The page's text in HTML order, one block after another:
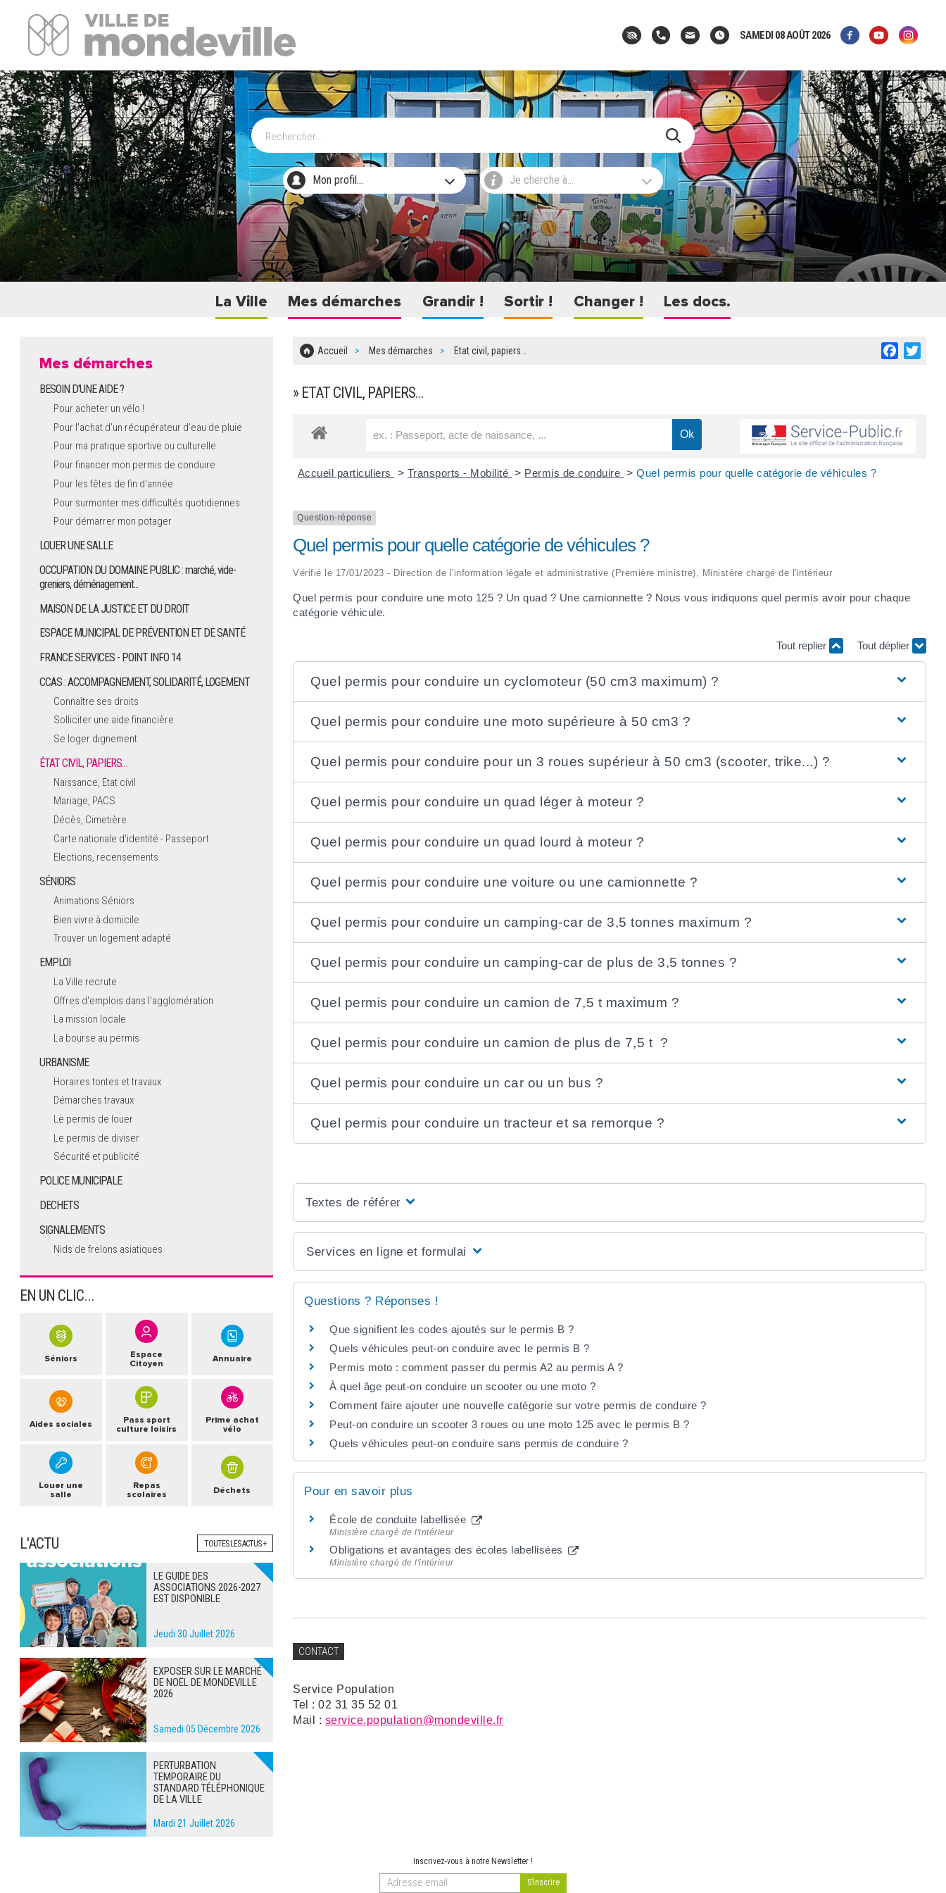
Site Officiel de la ville de Mondeville
SAMEDI 08 AOÛT 2026
Mon profil... Je cherche à...
La Ville Mes démarches Grandir ! Sortir ! Changer ! Les docs.
Facebook
Accueil Mes démarches Etat civil, papiers…
» ETAT CIVIL, PAPIERS…
Accueil particuliers > Transports - Mobilité > Permis de conduire > Quel permis pour quelle catégorie de véhicules ?
Question-réponse
Quel permis pour quelle catégorie de véhicules ?
Vérifié le 17/01/2023 - Direction de l'information légale et administrative (Première ministre), Ministère chargé de l'intérieur
Quel permis pour conduire une moto 125 ? Un quad ? Une camionnette ? Nous vous indiquons quel permis avoir pour chaque
catégorie véhicule.
Tout replier Tout déplier
Quel permis pour conduire un cyclomoteur (50 cm3 maximum) ?
Quel permis pour conduire une moto supérieure à 50 cm3 ?
Quel permis pour conduire pour un 3 roues supérieur à 50 cm3 (scooter, trike...) ?
Quel permis pour conduire un quad léger à moteur ?
Quel permis pour conduire un quad lourd à moteur ?
Quel permis pour conduire une voiture ou une camionnette ?
Quel permis pour conduire un camping-car de 3,5 tonnes maximum ?
Quel permis pour conduire un camping-car de plus de 3,5 tonnes ?
Quel permis pour conduire un camion de 7,5 t maximum ?
Quel permis pour conduire un camion de plus de 7,5 t ?
Quel permis pour conduire un car ou un bus ?
Quel permis pour conduire un tracteur et sa remorque ?
Textes de référence
Services en ligne et formulaires
Questions ? Réponses !
Que signifient les codes ajoutés sur le permis B ?
Quels véhicules peut-on conduire avec le permis B ?
Permis moto : comment passer du permis A2 au permis A ?
À quel âge peut-on conduire un scooter ou une moto ?
Comment faire ajouter une nouvelle catégorie sur votre permis de conduire ?
Peut-on conduire un scooter 3 roues ou une moto 125 avec le permis B ?
Quels véhicules peut-on conduire sans permis de conduire ?
Pour en savoir plus
École de conduite labellisée
Ministère chargé de l'intérieur
Obligations et avantages des écoles labellisées
Ministère chargé de l'intérieur
CONTACT
Service Population
Tel : 02 31 35 52 01
Mail : service.population@mondeville.fr
Mes démarches
BESOIN D'UNE AIDE ?
Pour acheter un vélo !
Pour l'achat d’un récupérateur d’eau de pluie
Pour ma pratique sportive ou culturelle
Pour financer mon permis de conduire
Pour les fêtes de fin d'année
Pour surmonter mes difficultés quotidiennes
Pour démarrer mon potager
LOUER UNE SALLE
OCCUPATION DU DOMAINE PUBLIC : marché, vide-
greniers, déménagement...
MAISON DE LA JUSTICE ET DU DROIT
ESPACE MUNICIPAL DE PRÉVENTION ET DE SANTÉ
FRANCE SERVICES - POINT INFO 14
CCAS : ACCOMPAGNEMENT, SOLIDARITÉ, LOGEMENT
Connaître ses droits
Solliciter une aide financière
Se loger dignement
ÉTAT CIVIL, PAPIERS…
Naissance, Etat civil
Mariage, PACS
Décès, Cimetière
Carte nationale d'identité - Passeport
Elections, recensements
SÉNIORS
Animations Séniors
Bien vivre à domicile
Trouver un logement adapté
EMPLOI
La Ville recrute
Offres d'emplois dans l'agglomération
La mission locale
La bourse au permis
URBANISME
Horaires tontes et travaux
Démarches travaux
Le permis de louer
Le permis de diviser
Sécurité et publicité
POLICE MUNICIPALE
DECHETS
SIGNALEMENTS
Nids de frelons asiatiques
EN UN CLIC...
Séniors
Espace
Citoyen
Annuaire
Aides sociales
Pass sport
culture loisirs
Prime achat
vélo
Louer une
salle
Repas
scolaires
Déchets
L'ACTU TOUTES LES ACTUS +
LE GUIDE DES
ASSOCIATIONS 2026-2027
EST DISPONIBLE
Jeudi 30 Juillet 2026
EXPOSER SUR LE MARCHÉ
DE NOËL DE MONDEVILLE
2026
Samedi 05 Décembre 2026
PERTURBATION
TEMPORAIRE DU
STANDARD TÉLÉPHONIQUE
DE LA VILLE
Mardi 21 Juillet 2026
Inscrivez-vous à notre Newsletter !